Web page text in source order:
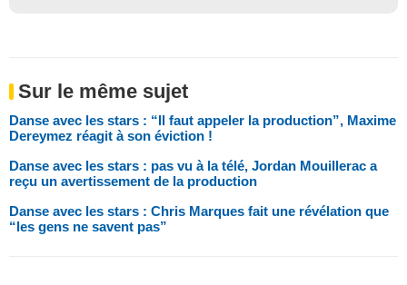
Sur le même sujet
Danse avec les stars : “Il faut appeler la production”, Maxime
Dereymez réagit à son éviction !
Danse avec les stars : pas vu à la télé, Jordan Mouillerac a
reçu un avertissement de la production
Danse avec les stars : Chris Marques fait une révélation que
“les gens ne savent pas”